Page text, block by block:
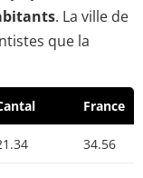
. La ville de
que la
France
34.56